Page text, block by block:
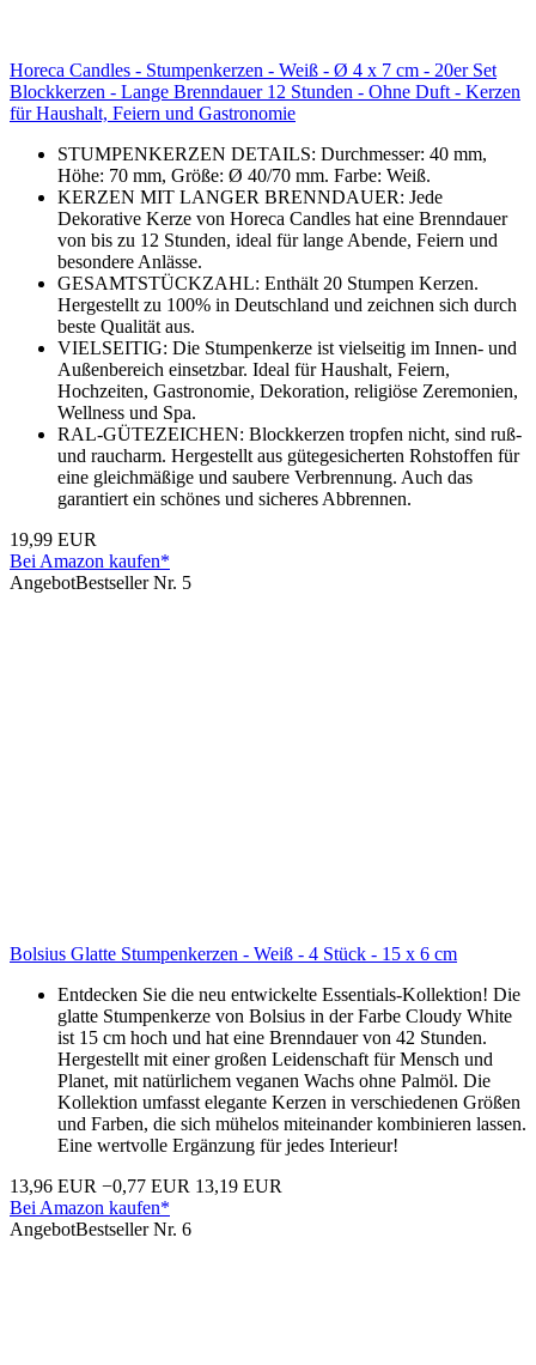
Horeca Candles - Stumpenkerzen - Weiß - Ø 4 x 7 cm - 20er Set
Blockkerzen - Lange Brenndauer 12 Stunden - Ohne Duft - Kerzen
für Haushalt, Feiern und Gastronomie
STUMPENKERZEN DETAILS: Durchmesser: 40 mm,
Höhe: 70 mm, Größe: Ø 40/70 mm. Farbe: Weiß.
KERZEN MIT LANGER BRENNDAUER: Jede
Dekorative Kerze von Horeca Candles hat eine Brenndauer
von bis zu 12 Stunden, ideal für lange Abende, Feiern und
besondere Anlässe.
GESAMTSTÜCKZAHL: Enthält 20 Stumpen Kerzen.
Hergestellt zu 100% in Deutschland und zeichnen sich durch
beste Qualität aus.
VIELSEITIG: Die Stumpenkerze ist vielseitig im Innen- und
Außenbereich einsetzbar. Ideal für Haushalt, Feiern,
Hochzeiten, Gastronomie, Dekoration, religiöse Zeremonien,
Wellness und Spa.
RAL-GÜTEZEICHEN: Blockkerzen tropfen nicht, sind ruß-
und raucharm. Hergestellt aus gütegesicherten Rohstoffen für
eine gleichmäßige und saubere Verbrennung. Auch das
garantiert ein schönes und sicheres Abbrennen.
19,99 EUR
Bei Amazon kaufen*
AngebotBestseller Nr. 5
Bolsius Glatte Stumpenkerzen - Weiß - 4 Stück - 15 x 6 cm
Entdecken Sie die neu entwickelte Essentials-Kollektion! Die
glatte Stumpenkerze von Bolsius in der Farbe Cloudy White
ist 15 cm hoch und hat eine Brenndauer von 42 Stunden.
Hergestellt mit einer großen Leidenschaft für Mensch und
Planet, mit natürlichem veganen Wachs ohne Palmöl. Die
Kollektion umfasst elegante Kerzen in verschiedenen Größen
und Farben, die sich mühelos miteinander kombinieren lassen.
Eine wertvolle Ergänzung für jedes Interieur!
13,96 EUR −0,77 EUR 13,19 EUR
Bei Amazon kaufen*
AngebotBestseller Nr. 6